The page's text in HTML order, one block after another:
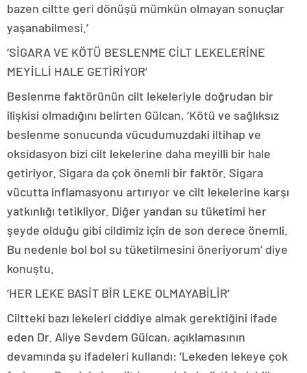
bazen ciltte geri dönüşü mümkün olmayan sonuçlar
yaşanabilmesi.’
‘SİGARA VE KÖTÜ BESLENME CİLT LEKELERİNE
MEYİLLİ HALE GETİRİYOR’
Beslenme faktörünün cilt lekeleriyle doğrudan bir
ilişkisi olmadığını belirten Gülcan, ‘Kötü ve sağlıksız
beslenme sonucunda vücudumuzdaki iltihap ve
oksidasyon bizi cilt lekelerine daha meyilli bir hale
getiriyor. Sigara da çok önemli bir faktör. Sigara
vücutta inflamasyonu artırıyor ve cilt lekelerine karşı
yatkınlığı tetikliyor. Diğer yandan su tüketimi her
şeyde olduğu gibi cildimiz için de son derece önemli.
Bu nedenle bol bol su tüketilmesini öneriyorum’ diye
konuştu.
‘HER LEKE BASİT BİR LEKE OLMAYABİLİR’
Ciltteki bazı lekeleri ciddiye almak gerektiğini ifade
eden Dr. Aliye Sevdem Gülcan, açıklamasının
devamında şu ifadeleri kullandı: ‘Lekeden lekeye çok